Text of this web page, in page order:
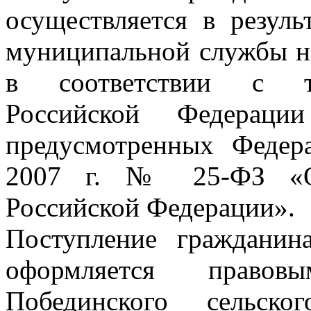
осуществляется в
муниципальной службы
в соответствии с
Российской
предусмотренных
2007 г. № 25-ФЗ «О
Российской Федерации».
Поступление
оформляется
Побединского